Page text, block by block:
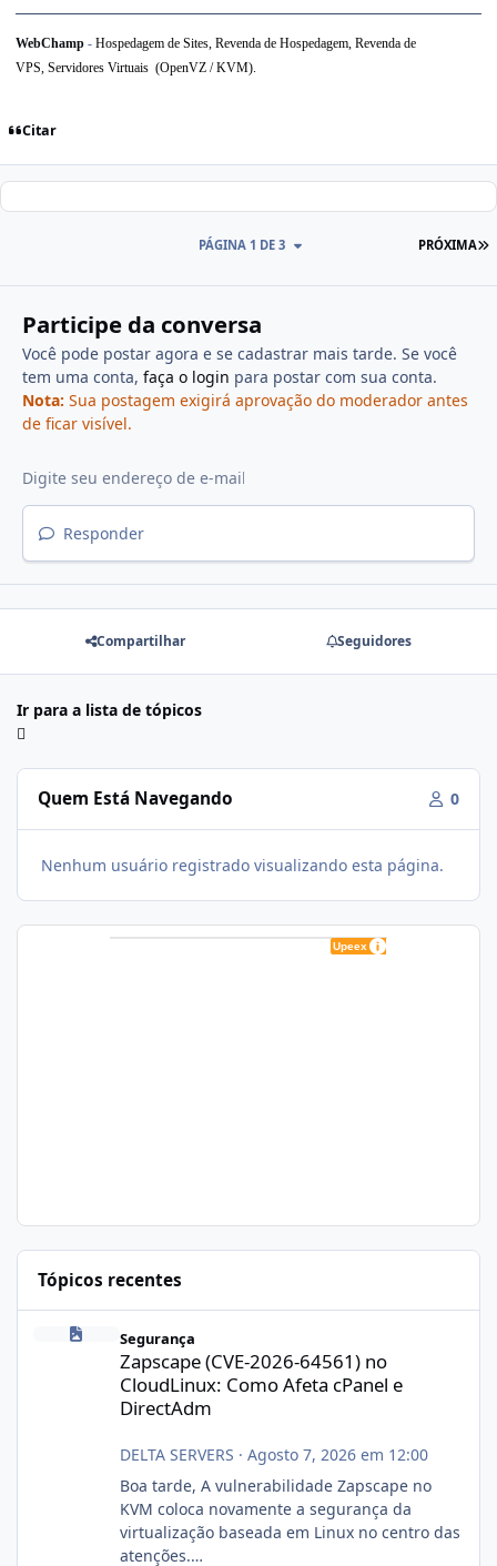
WebChamp - Hospedagem de Sites, Revenda de Hospedagem, Revenda de
VPS, Servidores Virtuais (OpenVZ / KVM).
Citar
PRÓXIMA
PÁGINA 1 DE 3
Participe da conversa
Você pode postar agora e se cadastrar mais tarde. Se você
tem uma conta, faça o login para postar com sua conta.
Nota: Sua postagem exigirá aprovação do moderador antes
de ficar visível.
Responder
Compartilhar Seguidores
Ir para a lista de tópicos
Quem Está Navegando 0
Nenhum usuário registrado visualizando esta página.
Tópicos recentes
Zapscape (CVE-2026-64561) no CloudLinux: Como Afeta cPanel
Segurança
Zapscape (CVE-2026-64561) no
CloudLinux: Como Afeta cPanel e
DirectAdm
DELTA SERVERS · Agosto 7, 2026 em 12:00
Boa tarde, A vulnerabilidade Zapscape no
KVM coloca novamente a segurança da
virtualização baseada em Linux no centro das
atenções.